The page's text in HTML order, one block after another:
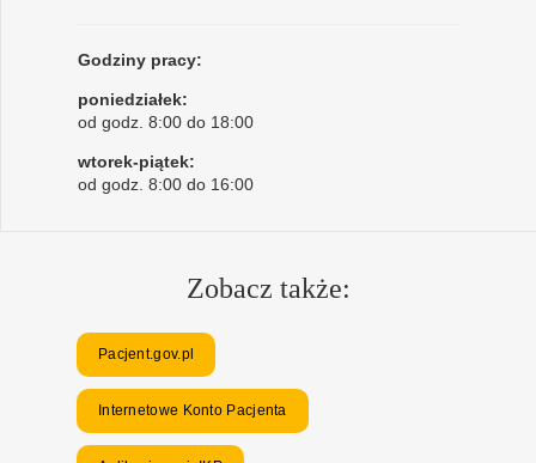
Godziny pracy:
poniedziałek:
od godz. 8:00 do 18:00
wtorek-piątek:
od godz. 8:00 do 16:00
Zobacz także:
Pacjent.gov.pl
Internetowe Konto Pacjenta